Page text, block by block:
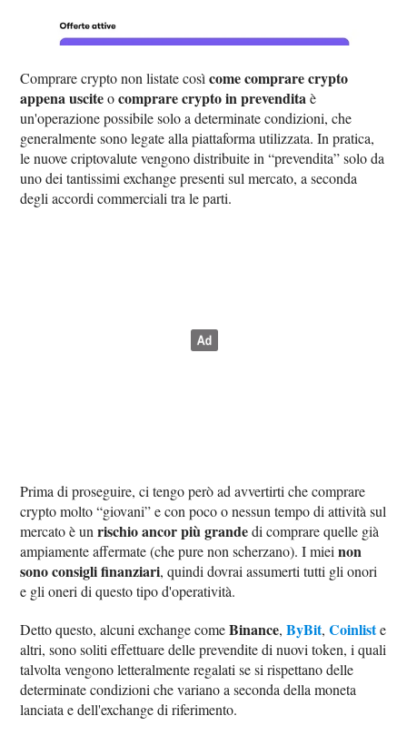
Comprare crypto non listate cosìcome comprare crypto
appena usciteocomprare crypto in prevenditaè
un'operazione possibile solo a determinate condizioni, che
generalmente sono legate alla piattaforma utilizzata. In pratica,
le nuove criptovalute vengono distribuite in “prevendita” solo da
uno dei tantissimi exchange presenti sul mercato, a seconda
degli accordi commerciali tra le parti.
Prima di proseguire, ci tengo però ad avvertirti che comprare
crypto molto “giovani” e con poco o nessun tempo di attività sul
mercato è unrischio ancor più grandedi comprare quelle già
ampiamente affermate (che pure non scherzano). I mieinon
sono consigli finanziari, quindi dovrai assumerti tutti gli onori
e gli oneri di questo tipo d'operatività.
Detto questo, alcuni exchange comeBinance,ByBit,Coinliste
altri, sono soliti effettuare delle prevendite di nuovi token, i quali
talvolta vengono letteralmente regalati se si rispettano delle
determinate condizioni che variano a seconda della moneta
lanciata e dell'exchange di riferimento.